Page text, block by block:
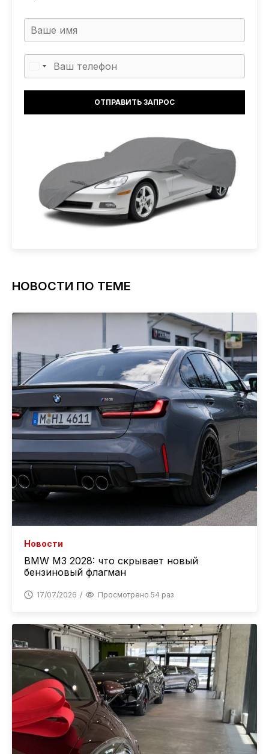
НОВОСТИ ПО ТЕМЕ
Новости
BMW M3 2028: что скрывает новый
бензиновый флагман
17/07/2026 Просмотрено 54 раз